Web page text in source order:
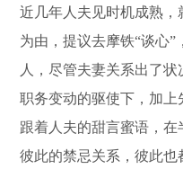
近几年人夫见时机成熟
为由，提议去摩铁“谈心
人，尽管夫妻关系出了
职务变动的驱使下，加
跟着人夫的甜言蜜语，
彼此的禁忌关系，彼此